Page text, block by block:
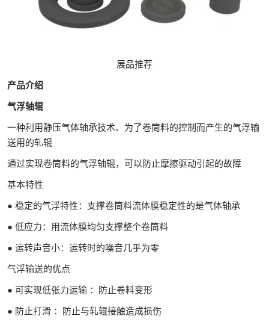
展品推荐
产品介绍
气浮轴辊
一种利用静压气体轴承技术、为了卷筒料的控制而产生的气浮输
送用的轧辊
通过实现卷筒料的气浮轴辊，可以防止摩擦驱动引起的故障
基本特性
● 稳定的气浮特性：支撑卷筒料流体膜稳定性的是气体轴承
● 低应力：用流体膜均匀支撑整个卷筒料
● 运转声音小：运转时的噪音几乎为零
气浮输送的优点
● 可实现低张力运输 ：防止卷料变形
● 防止打滑 ：防止与轧辊接触造成损伤